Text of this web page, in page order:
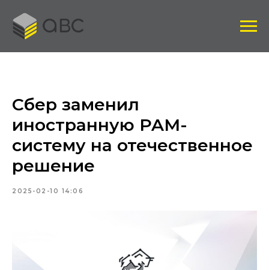
Сбер заменил
иностранную PAM-
систему на отечественное
решение
2025-02-10 14:06